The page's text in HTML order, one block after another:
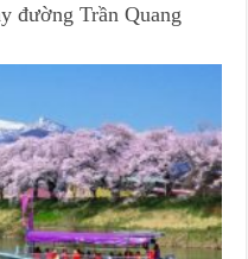
đường Trần Quang